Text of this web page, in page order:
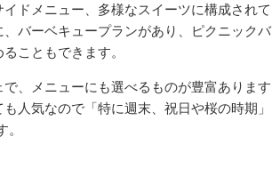
ドメニュー、多様なスイーツに構成されて
バーベキュープランがあり、ピクニックバ
こともできます。
、メニューにも選べるものが豊富あります
人気なので「特に週末、祝日や桜の時期」